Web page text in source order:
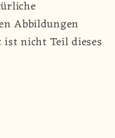
Abbildungen
ist nicht Teil dieses